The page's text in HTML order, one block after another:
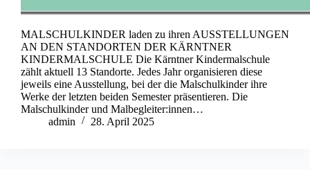
MALSCHULKINDER laden zu ihren AUSSTELLUNGEN
AN DEN STANDORTEN DER KÄRNTNER
KINDERMALSCHULE Die Kärntner Kindermalschule
zählt aktuell 13 Standorte. Jedes Jahr organisieren diese
jeweils eine Ausstellung, bei der die Malschulkinder ihre
Werke der letzten beiden Semester präsentieren. Die
Malschulkinder und Malbegleiter:innen…
admin
28. April 2025